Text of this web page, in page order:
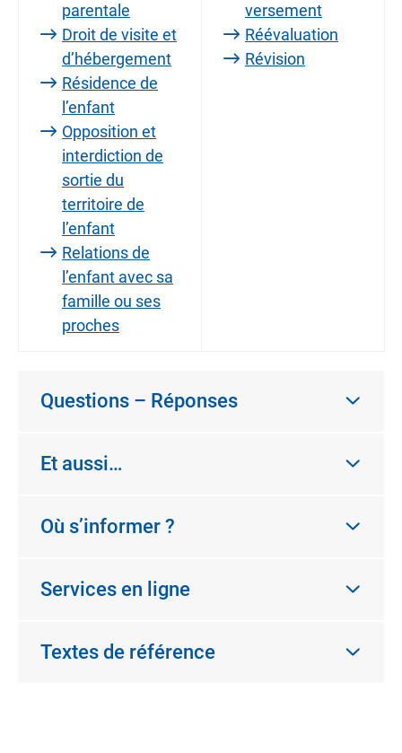
parentale
Droit de visite et
d’hébergement
Résidence de
l’enfant
Opposition et
interdiction de
sortie du
territoire de
l’enfant
Relations de
l’enfant avec sa
famille ou ses
proches
versement
Réévaluation
Révision
Questions – Réponses
Et aussi…
Où s’informer ?
Services en ligne
Textes de référence